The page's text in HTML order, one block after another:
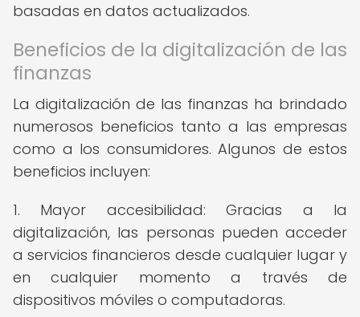
basadas en datos actualizados.
Beneficios de la digitalización de las
finanzas
La digitalización de las finanzas ha brindado
numerosos beneficios tanto a las empresas
como a los consumidores. Algunos de estos
beneficios incluyen:
1. Mayor accesibilidad: Gracias a la
digitalización, las personas pueden acceder
a servicios financieros desde cualquier lugar y
en cualquier momento a través de
dispositivos móviles o computadoras.